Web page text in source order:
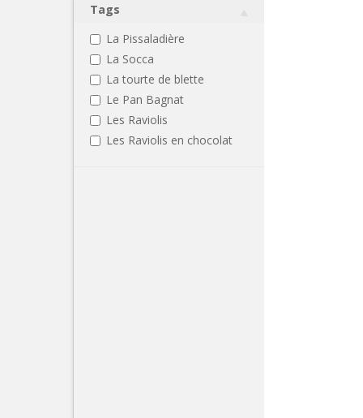
Tags
La Pissaladière
La Socca
La tourte de blette
Le Pan Bagnat
Les Raviolis
Les Raviolis en chocolat